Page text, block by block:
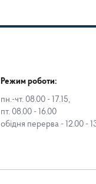
Режим роботи:
пн.-чт. 08.00 - 17.15,
пт. 08.00 - 16.00
обідня перерва - 12.00 -